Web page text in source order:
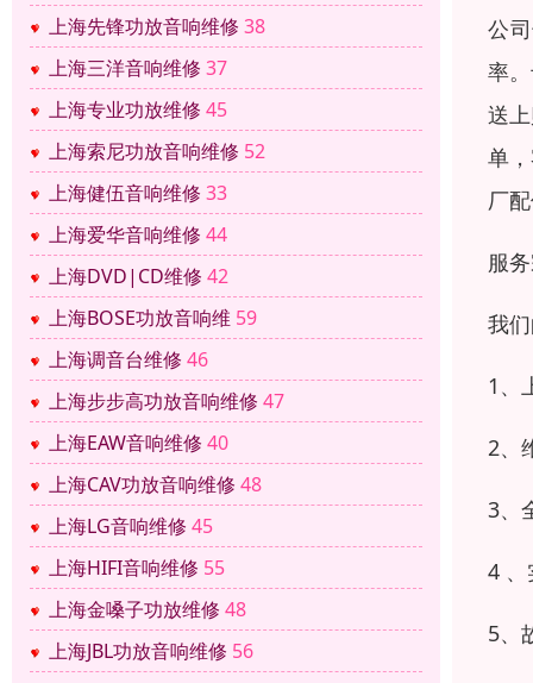
上海先锋功放音响维修 38
上海三洋音响维修 37
上海专业功放维修 45
上海索尼功放音响维修 52
上海健伍音响维修 33
上海爱华音响维修 44
上海DVD|CD维修 42
上海BOSE功放音响维 59
上海调音台维修 46
上海步步高功放音响维修 47
上海EAW音响维修 40
上海CAV功放音响维修 48
上海LG音响维修 45
上海HIFI音响维修 55
上海金嗓子功放维修 48
上海JBL功放音响维修 56
公
率
送
单
厂
服
我
1、
2、
3、
4 、
5、